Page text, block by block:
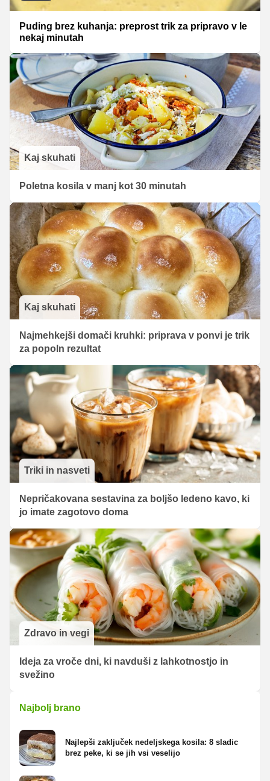
Puding brez kuhanja: preprost trik za pripravo v le
nekaj minutah
Kaj skuhati
Poletna kosila v manj kot 30 minutah
Kaj skuhati
Najmehkejši domači kruhki: priprava v ponvi je trik
za popoln rezultat
Triki in nasveti
Nepričakovana sestavina za boljšo ledeno kavo, ki
jo imate zagotovo doma
Zdravo in vegi
Ideja za vroče dni, ki navduši z lahkotnostjo in
svežino
Najbolj brano
Najlepši zaključek nedeljskega kosila: 8 sladic
brez peke, ki se jih vsi veselijo